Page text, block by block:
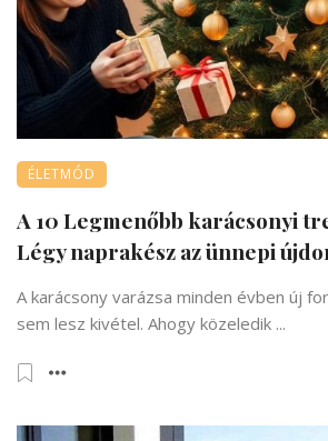
ÉLETMÓD
A 10 Legmenőbb karácsonyi
Légy naprakész az ünnepi
A karácsony varázsa minden évben új
sem lesz kivétel. Ahogy közeledik ...